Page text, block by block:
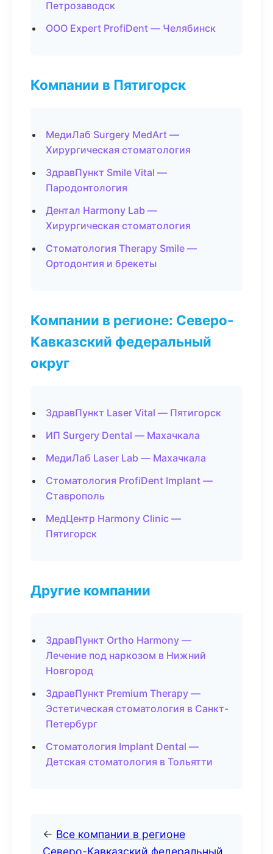
Петрозаводск
ООО Expert ProfiDent — Челябинск
Компании в Пятигорск
МедиЛаб Surgery MedArt —
Хирургическая стоматология
ЗдравПункт Smile Vital —
Пародонтология
Дентал Harmony Lab —
Хирургическая стоматология
Стоматология Therapy Smile —
Ортодонтия и брекеты
Компании в регионе: Северо-
Кавказский федеральный
округ
ЗдравПункт Laser Vital — Пятигорск
ИП Surgery Dental — Махачкала
МедиЛаб Laser Lab — Махачкала
Стоматология ProfiDent Implant —
Ставрополь
МедЦентр Harmony Clinic —
Пятигорск
Другие компании
ЗдравПункт Ortho Harmony —
Лечение под наркозом в Нижний
Новгород
ЗдравПункт Premium Therapy —
Эстетическая стоматология в Санкт-
Петербург
Стоматология Implant Dental —
Детская стоматология в Тольятти
← Все компании в регионе
Северо-Кавказский федеральный